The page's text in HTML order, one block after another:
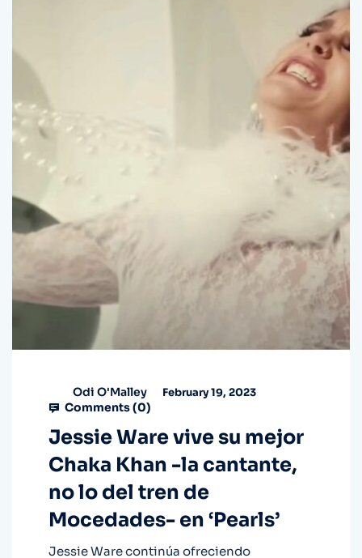
Odi O'Malley February 19, 2023
Comments (0)
Jessie Ware vive su mejor
Chaka Khan -la cantante,
no lo del tren de
Mocedades- en ‘Pearls’
Jessie Ware continúa ofreciendo